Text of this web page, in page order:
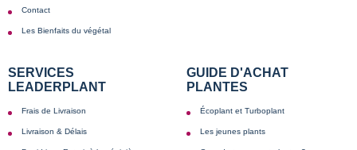
Contact
Les Bienfaits du végétal
SERVICES
LEADERPLANT
Frais de Livraison
Livraison & Délais
GUIDE D'ACHAT
PLANTES
Écoplant et Turboplant
Les jeunes plants